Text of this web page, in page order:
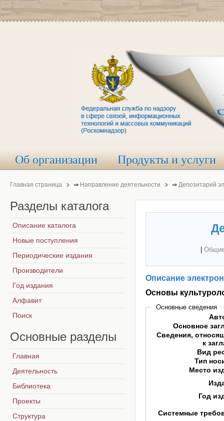
Об организации Продукты и услуги
Главная страница ⇒ Направление деятельности ⇒ Депозитарий
Описание
Основы
Основные сведения
Основное
Сведения,
к
Вид
Тип
Место
Год
Системные
Разделы каталога
Описание каталога
Новые поступления
Периодические издания
Производители
Год издания
Алфавит
Поиск
Основные разделы
Главная
Деятельность
Библиотека
Проекты
Структура